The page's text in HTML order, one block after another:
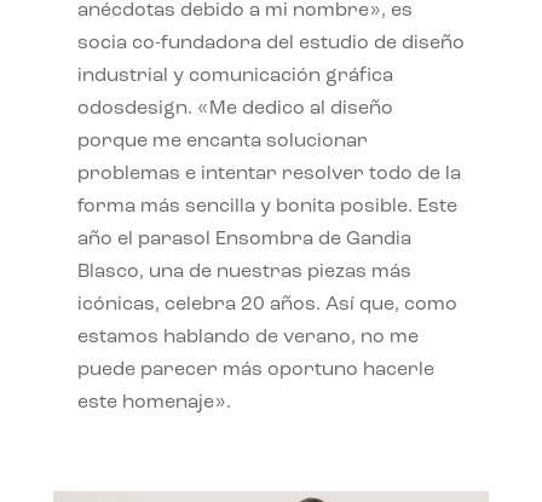
anécdotas debido a mi nombre», es
socia co-fundadora del estudio de diseño
industrial y comunicación gráfica
odosdesign. «Me dedico al diseño
porque me encanta solucionar
problemas e intentar resolver todo de la
forma más sencilla y bonita posible. Este
año el parasol Ensombra de Gandia
Blasco, una de nuestras piezas más
icónicas, celebra 20 años. Así que, como
estamos hablando de verano, no me
puede parecer más oportuno hacerle
este homenaje».